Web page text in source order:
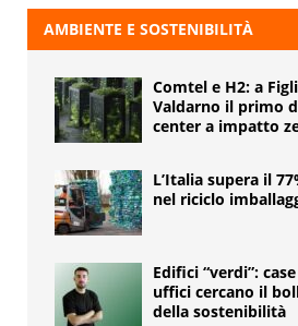
AMBIENTE E SOSTENIBILITÀ
Comtel e H2: a
Valdarno il primo
center a impatto
L’Italia supera il
nel riciclo
Edifici “verdi”:
uffici cercano il
della sostenibilità